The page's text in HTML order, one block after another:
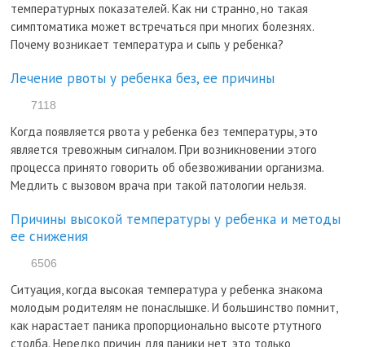
температурных показателей. Как ни странно, но такая
симптоматика может встречаться при многих болезнях.
Почему возникает температура и сыпь у ребенка?
Лечение рвоты у ребенка без, ее причины
7118
Когда появляется рвота у ребенка без температуры, это
является тревожным сигналом. При возникновении этого
процесса принято говорить об обезвоживании организма.
Медлить с вызовом врача при такой патологии нельзя.
Причины высокой температуры у ребенка и методы
ее снижения
6506
Ситуация, когда высокая температура у ребенка знакома
молодым родителям не понаслышке. И большинство помнит,
как нарастает паника пропорционально высоте ртутного
столба. Нередко причин для паники нет, это только